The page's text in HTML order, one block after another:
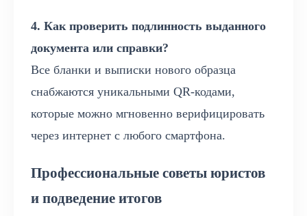
4. Как проверить подлинность выданного
документа или справки?
Все бланки и выписки нового образца
снабжаются уникальными QR-кодами,
которые можно мгновенно верифицировать
через интернет с любого смартфона.
Профессиональные советы юристов
и подведение итогов